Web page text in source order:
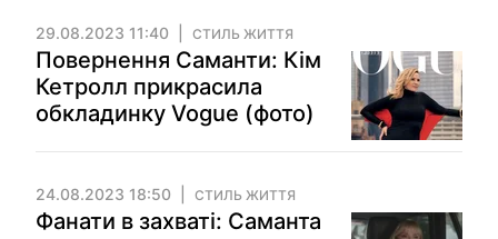
29.08.2023 11:40 СТИЛЬ ЖИТТЯ
Повернення Саманти: Кім
Кетролл прикрасила
обкладинку Vogue (фото)
24.08.2023 18:50 СТИЛЬ ЖИТТЯ
Фанати в захваті: Саманта